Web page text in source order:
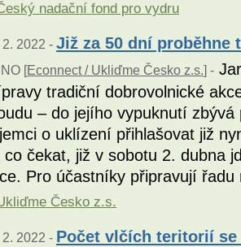
nadační fond pro vydru
2. 2022 - Již za 50 dní
[ Econnect / Ukliďme Česko z.s. ] -
tradiční dobrovolnické
– do jejího vypuknutí
o uklízení přihlašovat již
co čekat, již v sobotu 2. dubna
Pro účastníky připravují
Česko z.s.
2. 2022 - Počet vlčích teritorií